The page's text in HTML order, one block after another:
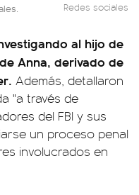
Redes sociales
al hijo de
Anna, derivado de
Además, detallaron
"a través de
del FBI y sus
un proceso penal
involucrados en